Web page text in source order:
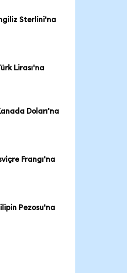
Sterlini'na
Lirası'na
Doları'na
Frangı'na
Pezosu'na